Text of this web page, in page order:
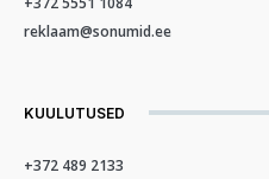
reklaam@sonumid.ee
KUULUTUSED
+372 489 2133